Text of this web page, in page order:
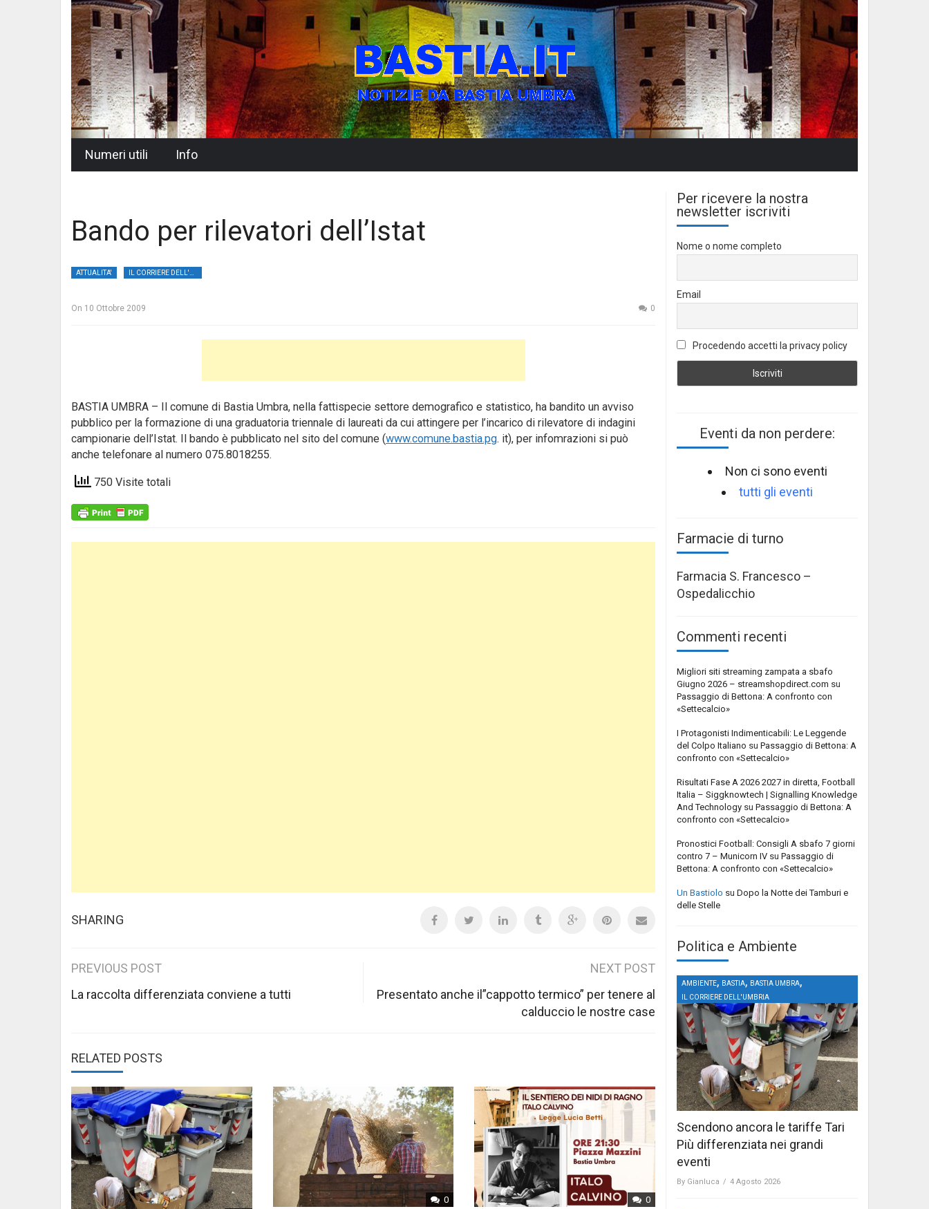
Numeri utili Info
Bando per rilevatori dell’Istat
ATTUALITA'
On 10 Ottobre 2009 0
BASTIA UMBRA – Il comune di Bastia Umbra, nella fattispecie settore demografico e statistico, ha bandito un avviso
pubblico per la formazione di una graduatoria triennale di laureati da cui attingere per l’incarico di rilevatore di indagini
campionarie dell’Istat. Il bando è pubblicato nel sito del comune (www.comune.bastia.pg. it), per infomrazioni si può
anche telefonare al numero 075.8018255.
750 Visite totali
SHARING
Post
navigation
PREVIOUS POST
La raccolta differenziata conviene a tutti
NEXT POST
Presentato anche il”cappotto termico” per tenere al
calduccio le nostre case
RELATED POSTS
0 0
Per ricevere la nostra
newsletter iscriviti
Nome o nome completo
Email
Procedendo accetti la privacy policy
Eventi da non perdere:
Non ci sono eventi
tutti gli eventi
Farmacie di turno
Farmacia S. Francesco –
Ospedalicchio
Commenti recenti
Migliori siti streaming zampata a sbafo
Giugno 2026 – streamshopdirect.com su
Passaggio di Bettona: A confronto con
«Settecalcio»
I Protagonisti Indimenticabili: Le Leggende
del Colpo Italiano su Passaggio di Bettona: A
confronto con «Settecalcio»
Risultati Fase A 2026 2027 in diretta, Football
Italia – Siggknowtech | Signalling Knowledge
And Technology su Passaggio di Bettona: A
confronto con «Settecalcio»
Pronostici Football: Consigli A sbafo 7 giorni
contro 7 – Municorn IV su Passaggio di
Bettona: A confronto con «Settecalcio»
Un Bastiolo su Dopo la Notte dei Tamburi e
delle Stelle
Politica e Ambiente
AMBIENTE, BASTIA, BASTIA UMBRA,
IL CORRIERE DELL'UMBRIA
Scendono ancora le tariffe Tari
Più differenziata nei grandi
eventi
By Gianluca / 4 Agosto 2026